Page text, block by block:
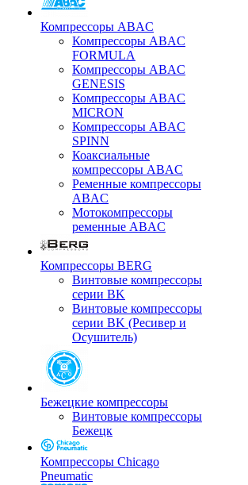
Компрессоры ABAC
Компрессоры ABAC
FORMULA
Компрессоры ABAC
GENESIS
Компрессоры ABAC
MICRON
Компрессоры ABAC
SPINN
Коаксиальные
компрессоры ABAC
Ременные компрессоры
ABAC
Мотокомпрессоры
ременные ABAC
Компрессоры BERG
Винтовые компрессоры
серии BK
Винтовые компрессоры
серии BK (Ресивер и
Осушитель)
Бежецкие компрессоры
Винтовые компрессоры
Бежецк
Компрессоры Chicago
Pneumatic